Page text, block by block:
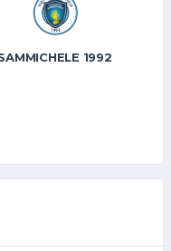
1992